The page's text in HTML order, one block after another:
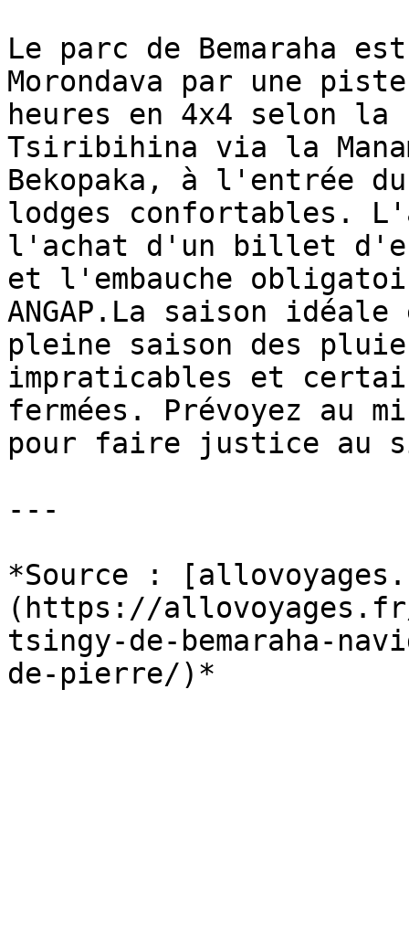
Le parc de Bemaraha
Morondava par une
heures en 4x4 selon
Tsiribihina via la
Bekopaka, à l'entrée
lodges confortables.
l'achat d'un billet
et l'embauche
ANGAP.La saison
pleine saison des
impraticables et
fermées. Prévoyez au
pour faire justice au
---
*Source :
(https://
tsingy-de-bemaraha-